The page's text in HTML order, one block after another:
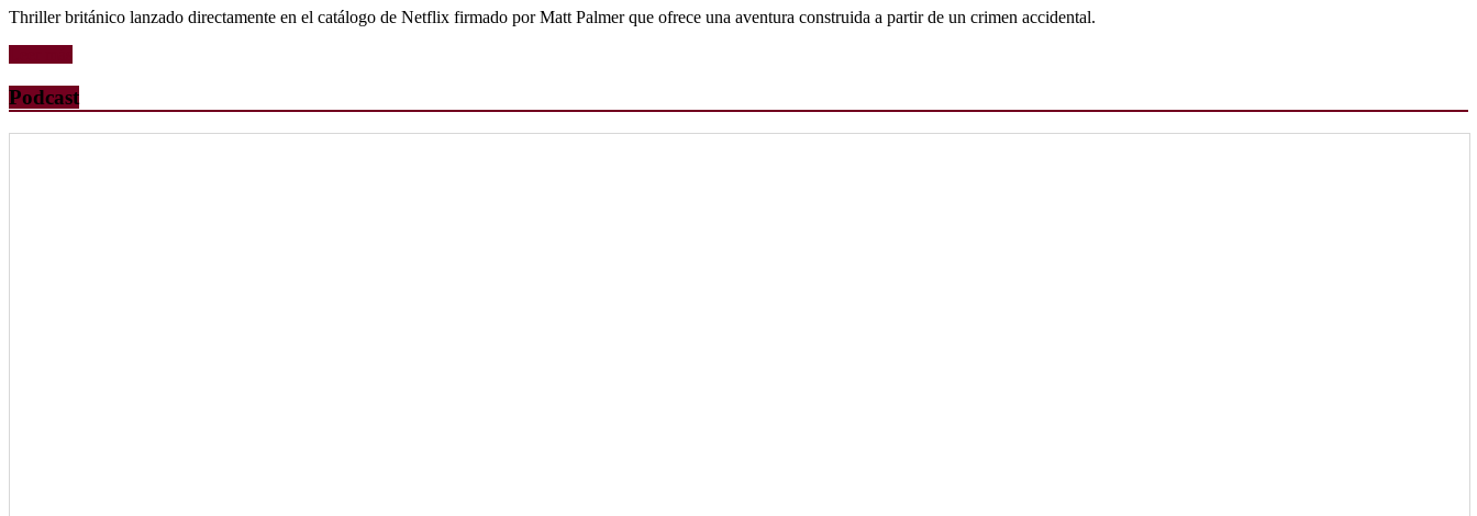
Thriller británico lanzado directamente en el catálogo de Netflix firmado por Matt Palmer que ofrece una aventura construida a partir de un crimen accidental.
Podcast